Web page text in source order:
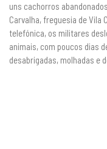
uns cachorros
Carvalha, freguesia de Vila
telefónica, os militares
animais, com poucos dias
desabrigadas, molhadas e